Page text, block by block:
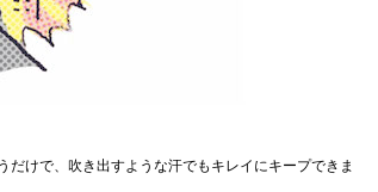
けで、吹き出すような汗でもキレイにキープできま